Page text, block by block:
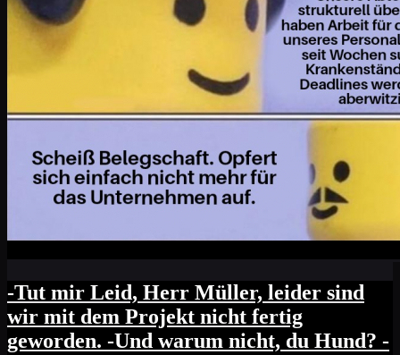
-Tut mir Leid, Herr Müller, leider sind
wir mit dem Projekt nicht fertig
geworden. -Und warum nicht, du Hund? -